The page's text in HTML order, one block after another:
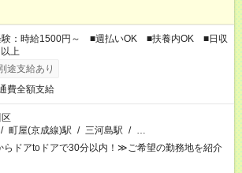
験：時給1500円～ ■週払いOK ■扶養内OK ■日収
上
途支給あり
費全額支給
/ 町屋(京成線)駅 / 三河島駅 / …
ドアtoドアで30分以内！≫ご希望の勤務地を紹介